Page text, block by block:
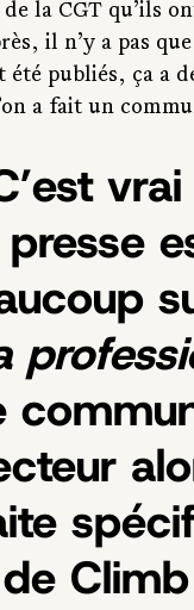
la CGT qu’ils
il n’y a pas
été publiés, ça a
a fait un